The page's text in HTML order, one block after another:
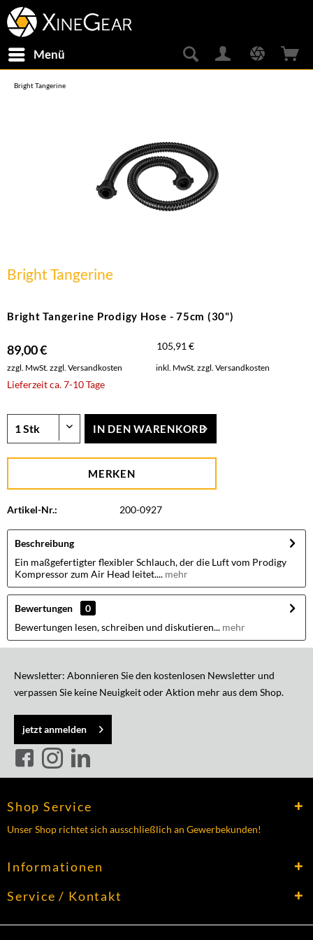
Menü
Bright Tangerine
Bright Tangerine
Bright Tangerine Prodigy Hose - 75cm (30")
89,00 € 105,91 €
zzgl. MwSt. zzgl. Versandkosten inkl. MwSt. zzgl. Versandkosten
Lieferzeit ca. 7-10 Tage
IN DEN WARENKORB
MERKEN
Artikel-Nr.: 200-0927
Beschreibung
Ein maßgefertigter flexibler Schlauch, der die Luft vom Prodigy
Kompressor zum Air Head leitet.... mehr
Bewertungen
0
Bewertungen lesen, schreiben und diskutieren... mehr
Newsletter: Abonnieren Sie den kostenlosen Newsletter und
verpassen Sie keine Neuigkeit oder Aktion mehr aus dem Shop.
jetzt anmelden
Shop Service
Unser Shop richtet sich ausschließlich an Gewerbekunden!
Informationen
Service / Kontakt